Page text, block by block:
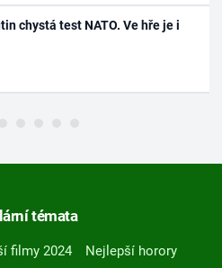
chystá test NATO. Ve hře je i
témata
filmy 2024
Nejlepší horory